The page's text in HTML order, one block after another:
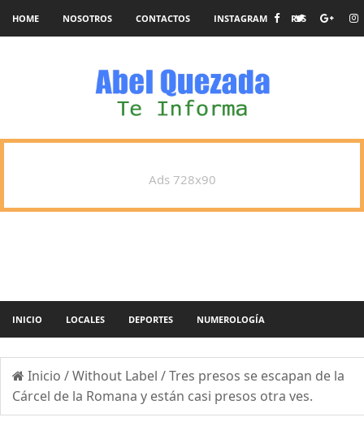
HOME NOSOTROS CONTACTOS INSTAGRAM RSS
Ads 728x90
INICIO LOCALES DEPORTES NUMEROLOGÍA
Inicio /Without Label /Tres presos se escapan de la
Cárcel de la Romana y están casi presos otra ves.